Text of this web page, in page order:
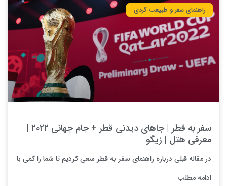
راهنمای سفر و طبیعت گردی
سفر به قطر | جاهای دیدنی قطر + جام جهانی ۲۰۲۲ |
معرفی هتل | زیگو
در مقاله قبلی درباره راهنمای سفر به قطر سعی کردیم تا شما را کمی با
ادامه مطلب